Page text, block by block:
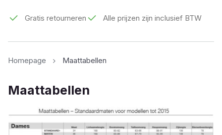
Gratis retourneren Alle prijzen zijn inclusief BTW
Homepage Maattabellen
Maattabellen